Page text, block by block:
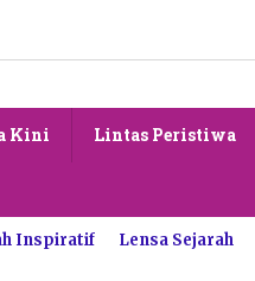
Kini Lintas Peristiwa
Inspiratif Lensa Sejarah